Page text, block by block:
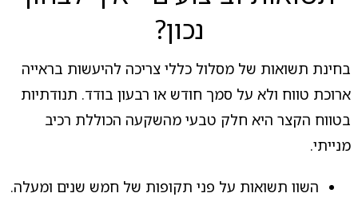
נכון?
בחינת תשואות של מסלול כללי צריכה להיעשות בראייה
ארוכת טווח ולא על סמך חודש או רבעון בודד. תנודתיות
בטווח הקצר היא חלק טבעי מהשקעה הכוללת רכיב
מנייתי.
השוו תשואות על פני תקופות של חמש שנים ומעלה.